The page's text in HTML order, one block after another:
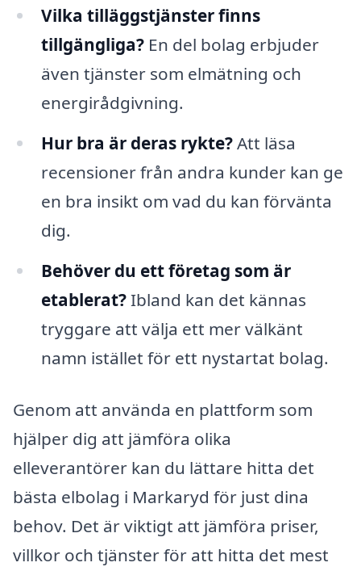
Vilka tilläggstjänster finns
tillgängliga?En del bolag erbjuder
även tjänster som elmätning och
energirådgivning.
Hur bra är deras rykte?Att läsa
recensioner från andra kunder kan ge
en bra insikt om vad du kan förvänta
dig.
Behöver du ett företag som är
etablerat?Ibland kan det kännas
tryggare att välja ett mer välkänt
namn istället för ett nystartat bolag.
Genom att använda en plattform som
hjälper dig att jämföra olika
elleverantörer kan du lättare hitta det
bästa elbolag i Markaryd för just dina
behov. Det är viktigt att jämföra priser,
villkor och tjänster för att hitta det mest